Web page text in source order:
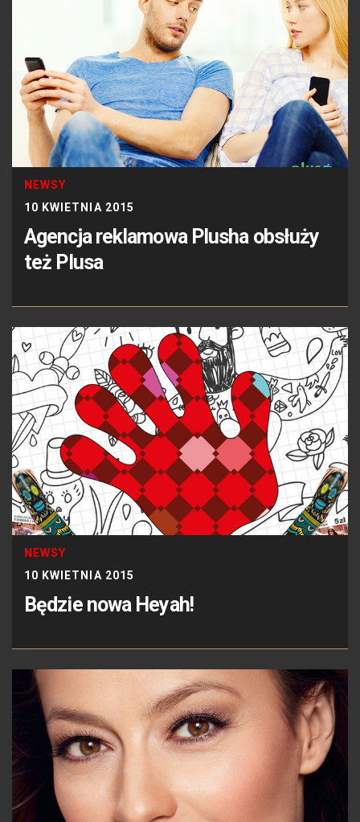
NEWSY
10 KWIETNIA 2015
Agencja reklamowa Plusha obsłuży
też Plusa
NEWSY
10 KWIETNIA 2015
Będzie nowa Heyah!